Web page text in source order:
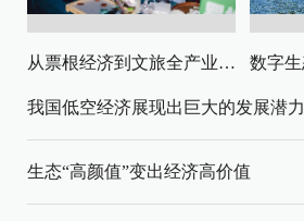
从票根经济到文旅全产业链升级
我国低空经济展现出巨大的发展潜力
生态“高颜值”变出经济高价值